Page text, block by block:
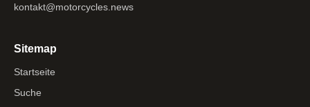
kontakt@motorcycles.news
Sitemap
Startseite
Suche